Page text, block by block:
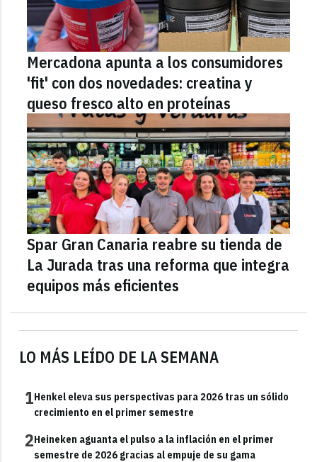
LO MÁS LEÍDO DE LA SEMANA
1Henkel eleva sus perspectivas para 2026 tras un sólido
crecimiento en el primer semestre
2Heineken aguanta el pulso a la inflación en el primer
semestre de 2026 gracias al empuje de su gama
Mercadona apunta a los consumidores
'fit' con dos novedades: creatina y
queso fresco alto en proteínas
Spar Gran Canaria reabre su tienda de
La Jurada tras una reforma que integra
equipos más eficientes